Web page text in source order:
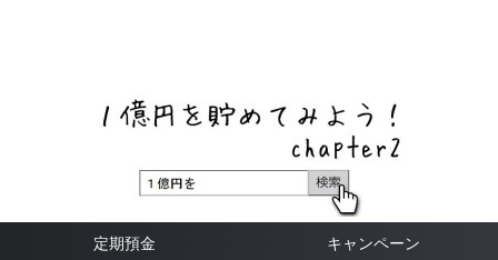
定期預金 キャンペーン